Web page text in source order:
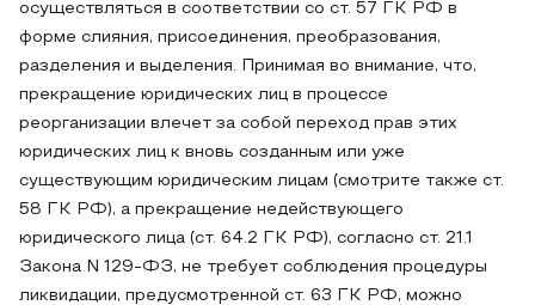
осуществляться в соответствии со ст. 57 ГК РФ в
форме слияния, присоединения, преобразования,
разделения и выделения. Принимая во внимание, что,
прекращение юридических лиц в процессе
реорганизации влечет за собой переход прав этих
юридических лиц к вновь созданным или уже
существующим юридическим лицам (смотрите также ст.
58 ГК РФ), а прекращение недействующего
юридического лица (ст. 64.2 ГК РФ), согласно ст. 21.1
Закона N 129-ФЗ, не требует соблюдения процедуры
ликвидации, предусмотренной ст. 63 ГК РФ, можно